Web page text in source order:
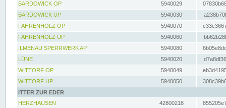
BARDOWICK OP
5940029
BARDOWICK UP
5940030
FAHRENHOLZ OP
5940070
FAHRENHOLZ UP
5940060
ILMENAU SPERRWERK AP
5940080
LÜNE
5940020
WITTORF OP
5940049
WITTORF UP
5940050
ITTER ZUR EDER
HERZHAUSEN
42800218